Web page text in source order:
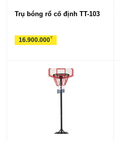
Trụ bóng rổ cố định TT-103
16.900.000₫